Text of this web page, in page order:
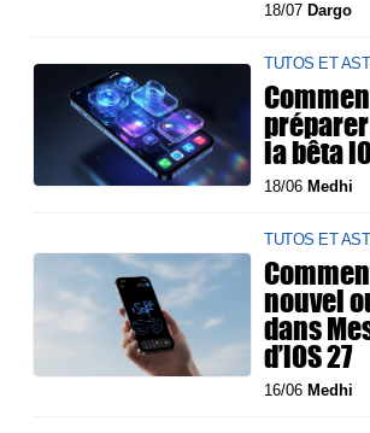
18/07 Dargo
TUTOS ET
la bêta
18/06 Medhi
TUTOS ET
nouvel
dans
d’iOS 27
16/06 Medhi